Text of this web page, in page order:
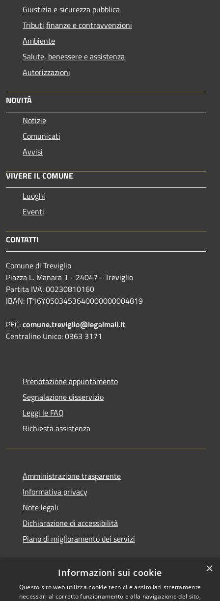
Giustizia e sicurezza pubblica
Tributi,finanze e contravvenzioni
Ambiente
Salute, benessere e assistenza
Autorizzazioni
NOVITÀ
Notizie
Comunicati
Avvisi
VIVERE IL COMUNE
Luoghi
Eventi
CONTATTI
Comune di Treviglio
Piazza L. Manara 1 - 24047 - Treviglio
Partita IVA: 00230810160
IBAN: IT16Y0503453640000000004819
PEC:comune.treviglio@legalmail.it
Centralino Unico: 0363 3171
Prenotazione appuntamento
Segnalazione disservizio
Leggi le FAQ
Richiesta assistenza
Amministrazione trasparente
Informativa privacy
Note legali
Dichiarazione di accessibilità
Piano di miglioramento dei servizi
RSS
Copyright © 2026 • Comune di
×
Informazioni sui cookie
Questo sito web utilizza cookie tecnici e assimilati strettamente
necessari al corretto funzionamento e alla navigazione del sito,